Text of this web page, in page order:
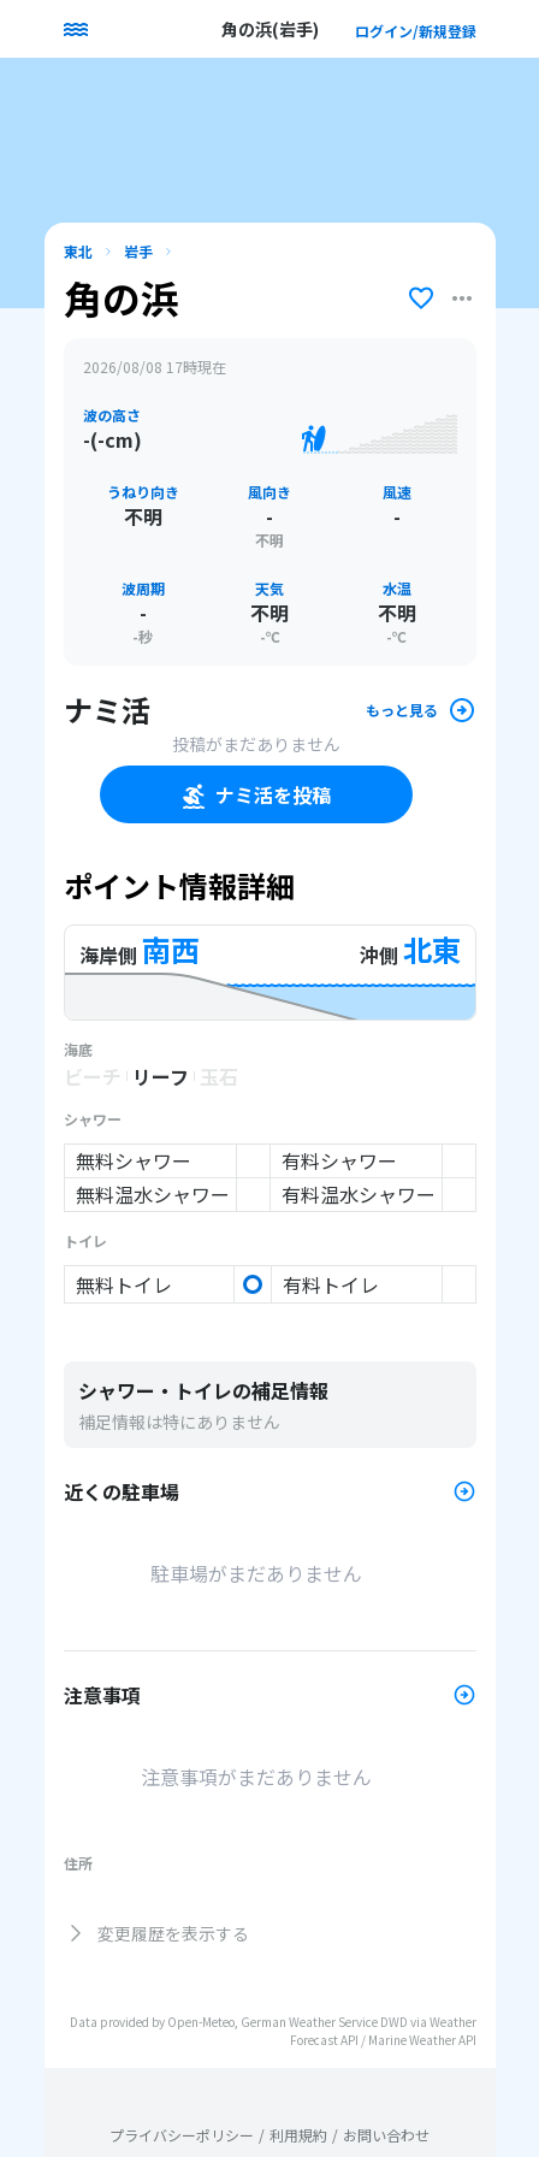
角の浜(岩手) ログイン/新規登録
東北 岩手
角の浜
2026/08/08 17時現在
波の高さ
-(-cm)
うねり向き
不明
風向き
-
不明
風速
-
波周期
-
-秒
天気
不明
-℃
水温
不明
-℃
ナミ活 もっと見る
投稿がまだありません
ナミ活を投稿
ポイント情報詳細
海岸側 南西 沖側 北東
海底
ビーチ リーフ 玉石
シャワー
無料シャワー
有料シャワー
無料温水シャワー
有料温水シャワー
トイレ
無料トイレ 有料トイレ
シャワー・トイレの補足情報
補足情報は特にありません
近くの駐車場
駐車場がまだありません
注意事項
注意事項がまだありません
住所
変更履歴を表示する
Data provided by Open-Meteo, German Weather Service DWD via Weather
Forecast API / Marine Weather API
プライバシーポリシー / 利用規約 / お問い合わせ